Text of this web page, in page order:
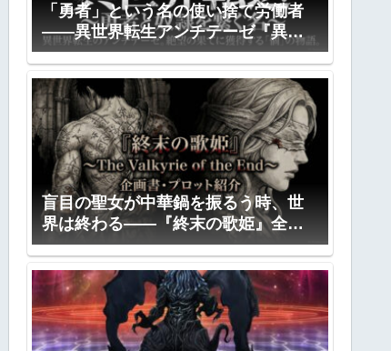
「勇者」という名の使い捨て労働者
――異世界転生アンチテーゼ『異世
界転送』全プロット公開
盲目の聖女が中華鍋を振るう時、世
界は終わる――『終末の歌姫』全プ
ロット公開